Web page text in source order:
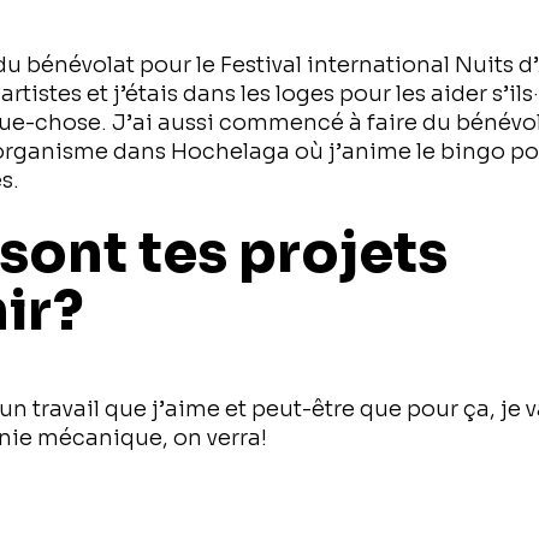
bénévolat pour le Festival international Nuits
et j’étais dans les loges pour les aider
chose. J’ai aussi commencé à faire du
dans Hochelaga où j’anime le bingo
tes projets
travail que j’aime et peut-être que pour ça, je
mécanique, on verra!